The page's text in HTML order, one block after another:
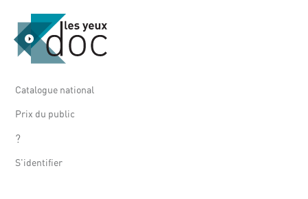
Catalogue national
Prix du public
?
S'identifier